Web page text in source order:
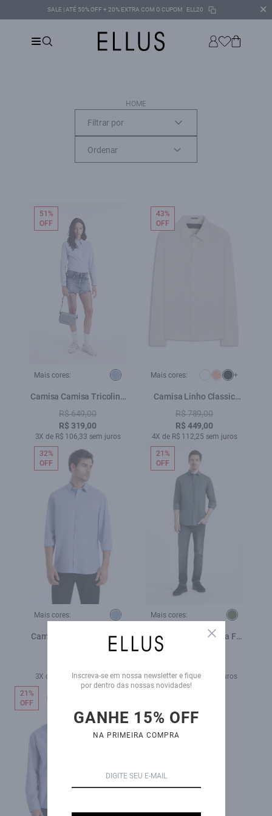
SALE | ATÉ 50% OFF + 20% EXTRA COM O CUPOM ELL20 ✕
HOME
Filtrar por
Mais cores:
Camisa Camisa Tricoline
Fil a Fil Slim Xangai Fusio
Azul Seco
R$ 649,00
R$ 319,00
3X de R$ 106,33 sem juros
51%
OFF
Mais cores: +
Camisa Linho Classic
Anatomic Bege a Peça
Pronta)
R$ 789,00
R$ 449,00
4X de R$ 112,25 sem juros
43%
OFF
Mais cores:
Camisa Tricoline Fil a Fil
Moli Azul Pervante
3X de R$ 132,67 sem juros
32%
OFF
Mais cores:
Camisa Tricoline Fil a Fil
New Italian Verde Army
4X de R$ 114,75 sem juros
21%
OFF
21%
OFF
Close
Inscreva-se em nossa newsletter e fique
por dentro das nossas novidades!
GANHE 15% OFF
NA PRIMEIRA COMPRA